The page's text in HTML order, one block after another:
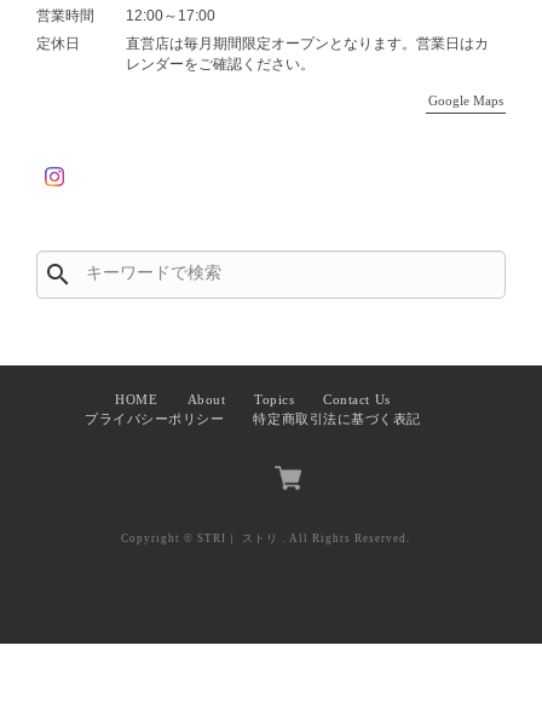
営業時間
12:00～17:00
定休日
直営店は毎月期間限定オープンとなります。営業日はカ
レンダーをご確認ください。
Google Maps
search
HOME About Topics
Contact Us
プライバシーポリシー
特定商取引法に基づく表記
Copyright © STRI｜ ストリ . All Rights Reserved.